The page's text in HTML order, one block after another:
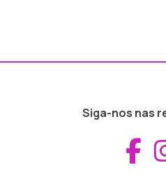
Siga-nos nas